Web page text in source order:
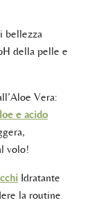
bellezza
della pelle e
Vera:
e acido
volo!
Idratante
la routine